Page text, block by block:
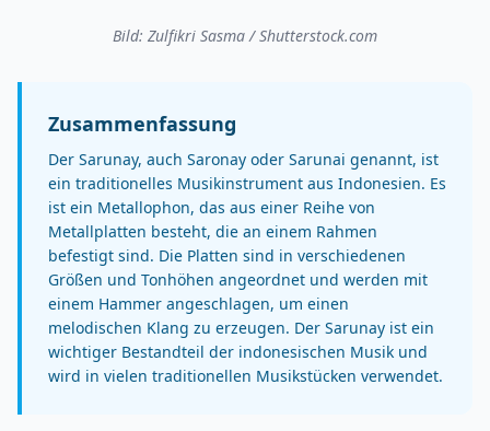
Bild: Zulfikri Sasma / Shutterstock.com
Zusammenfassung
Der Sarunay, auch Saronay oder Sarunai genannt, ist
ein traditionelles Musikinstrument aus Indonesien. Es
ist ein Metallophon, das aus einer Reihe von
Metallplatten besteht, die an einem Rahmen
befestigt sind. Die Platten sind in verschiedenen
Größen und Tonhöhen angeordnet und werden mit
einem Hammer angeschlagen, um einen
melodischen Klang zu erzeugen. Der Sarunay ist ein
wichtiger Bestandteil der indonesischen Musik und
wird in vielen traditionellen Musikstücken verwendet.